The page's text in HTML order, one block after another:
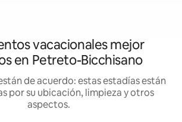
vacacionales mejor
en Petreto-Bicchisano
de acuerdo: estas estadías están
por su ubicación, limpieza y otros
aspectos.